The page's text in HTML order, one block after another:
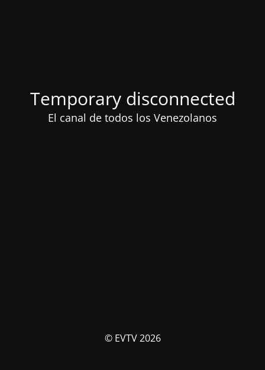
Temporary disconnected
El canal de todos los Venezolanos
© EVTV 2026